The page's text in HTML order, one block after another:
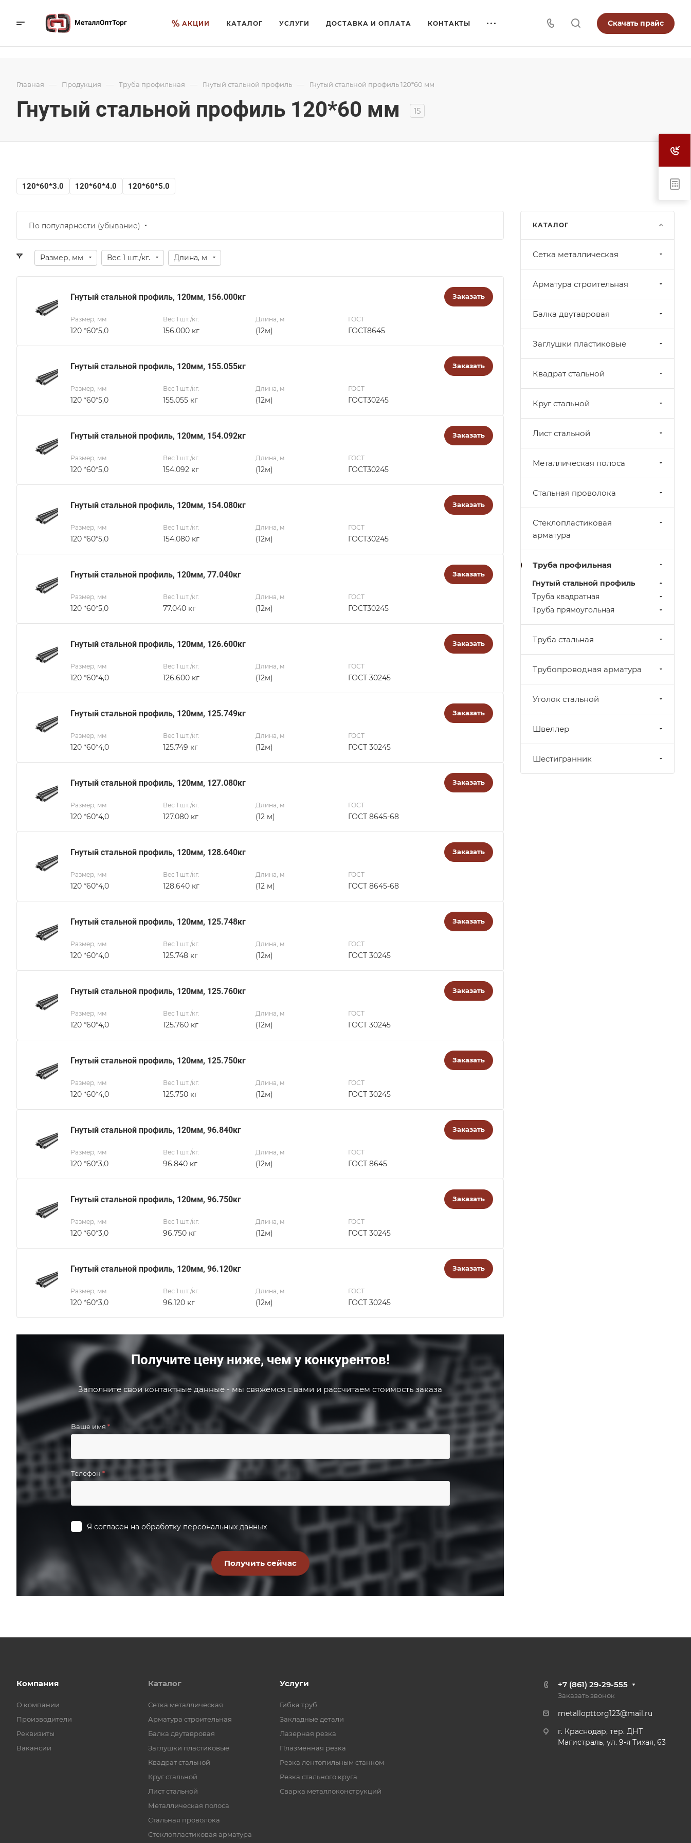
АКЦИИ КАТАЛОГ УСЛУГИ ДОСТАВКА И ОПЛАТА КОНТАКТЫ Скачать прайс
Главная — Продукция — Труба профильная — Гнутый стальной профиль — Гнутый стальной профиль 120*60 мм
Гнутый стальной профиль 120*60 мм 15
120*60*3.0 120*60*4.0 120*60*5.0
По популярности (убывание)
Размер, мм Вес 1 шт./кг. Длина, м
Гнутый стальной профиль, 120мм, 156.000кг Заказать
Размер, мм
120 *60*5,0
Вес 1 шт./кг.
156.000 кг
Длина, м
(12м)
ГОСТ
ГОСТ8645
Гнутый стальной профиль, 120мм, 155.055кг Заказать
Размер, мм
120 *60*5,0
Вес 1 шт./кг.
155.055 кг
Длина, м
(12м)
ГОСТ
ГОСТ30245
Гнутый стальной профиль, 120мм, 154.092кг Заказать
Размер, мм
120 *60*5,0
Вес 1 шт./кг.
154.092 кг
Длина, м
(12м)
ГОСТ
ГОСТ30245
Гнутый стальной профиль, 120мм, 154.080кг Заказать
Размер, мм
120 *60*5,0
Вес 1 шт./кг.
154.080 кг
Длина, м
(12м)
ГОСТ
ГОСТ30245
Гнутый стальной профиль, 120мм, 77.040кг Заказать
Размер, мм
120 *60*5,0
Вес 1 шт./кг.
77.040 кг
Длина, м
(12м)
ГОСТ
ГОСТ30245
Гнутый стальной профиль, 120мм, 126.600кг Заказать
Размер, мм
120 *60*4,0
Вес 1 шт./кг.
126.600 кг
Длина, м
(12м)
ГОСТ
ГОСТ 30245
Гнутый стальной профиль, 120мм, 125.749кг Заказать
Размер, мм
120 *60*4,0
Вес 1 шт./кг.
125.749 кг
Длина, м
(12м)
ГОСТ
ГОСТ 30245
Гнутый стальной профиль, 120мм, 127.080кг Заказать
Размер, мм
120 *60*4,0
Вес 1 шт./кг.
127.080 кг
Длина, м
(12 м)
ГОСТ
ГОСТ 8645-68
Гнутый стальной профиль, 120мм, 128.640кг Заказать
Размер, мм
120 *60*4,0
Вес 1 шт./кг.
128.640 кг
Длина, м
(12 м)
ГОСТ
ГОСТ 8645-68
Гнутый стальной профиль, 120мм, 125.748кг Заказать
Размер, мм
120 *60*4,0
Вес 1 шт./кг.
125.748 кг
Длина, м
(12м)
ГОСТ
ГОСТ 30245
Гнутый стальной профиль, 120мм, 125.760кг Заказать
Размер, мм
120 *60*4,0
Вес 1 шт./кг.
125.760 кг
Длина, м
(12м)
ГОСТ
ГОСТ 30245
Гнутый стальной профиль, 120мм, 125.750кг Заказать
Размер, мм
120 *60*4,0
Вес 1 шт./кг.
125.750 кг
Длина, м
(12м)
ГОСТ
ГОСТ 30245
Гнутый стальной профиль, 120мм, 96.840кг Заказать
Размер, мм
120 *60*3,0
Вес 1 шт./кг.
96.840 кг
Длина, м
(12м)
ГОСТ
ГОСТ 8645
Гнутый стальной профиль, 120мм, 96.750кг Заказать
Размер, мм
120 *60*3,0
Вес 1 шт./кг.
96.750 кг
Длина, м
(12м)
ГОСТ
ГОСТ 30245
Гнутый стальной профиль, 120мм, 96.120кг Заказать
Размер, мм
120 *60*3,0
Вес 1 шт./кг.
96.120 кг
Длина, м
(12м)
ГОСТ
ГОСТ 30245
Получите цену ниже, чем у конкурентов!
Заполните свои контактные данные - мы свяжемся с вами и рассчитаем стоимость заказа
Ваше имя *
Телефон *
Я согласен на обработку персональных данных
КАТАЛОГ
Cетка металлическая
Арматура строительная
Балка двутавровая
Заглушки пластиковые
Квадрат стальной
Круг стальной
Лист стальной
Металлическая полоса
Стальная проволока
Стеклопластиковая
арматура
Труба профильная
Гнутый стальной профиль
Труба квадратная
Труба прямоугольная
Труба стальная
Трубопроводная арматура
Уголок стальной
Швеллер
Шестигранник
Компания
О компании
Производители
Реквизиты
Вакансии
Каталог
Cетка металлическая
Арматура строительная
Балка двутавровая
Заглушки пластиковые
Квадрат стальной
Круг стальной
Лист стальной
Металлическая полоса
Стальная проволока
Стеклопластиковая арматура
Услуги
Гибка труб
Закладные детали
Лазерная резка
Плазменная резка
Резка лентопильным станком
Резка стального круга
Сварка металлоконструкций
+7 (861) 29-29-555
Заказать звонок
metallopttorg123@mail.ru
г. Краснодар, тер. ДНТ
Магистраль, ул. 9-я Тихая, 63